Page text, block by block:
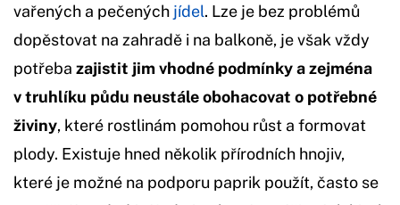
vařených a pečených jídel. Lze je bez problémů
dopěstovat na zahradě i na balkoně, je však vždy
potřeba zajistit jim vhodné podmínky a zejména
v truhlíku půdu neustále obohacovat o potřebné
živiny, které rostlinám pomohou růst a formovat
plody. Existuje hned několik přírodních hnojiv,
které je možné na podporu paprik použít, často se